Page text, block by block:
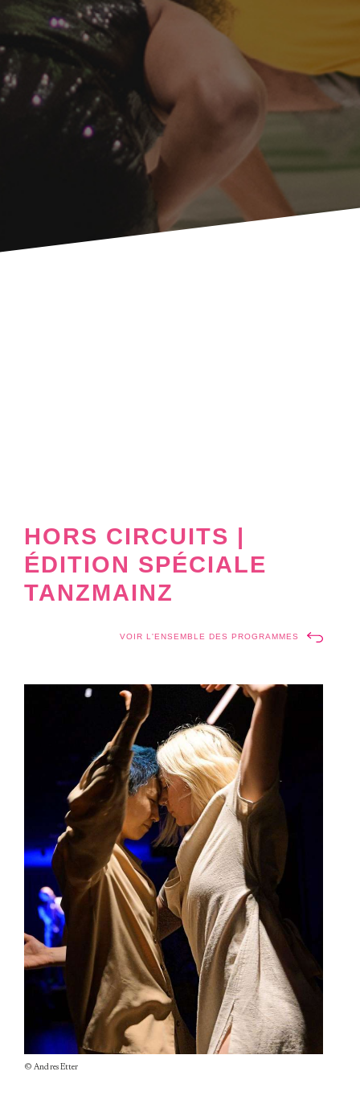
HORS CIRCUITS |
ÉDITION SPÉCIALE
TANZMAINZ
VOIR L'ENSEMBLE DES PROGRAMMES
© Andres Etter